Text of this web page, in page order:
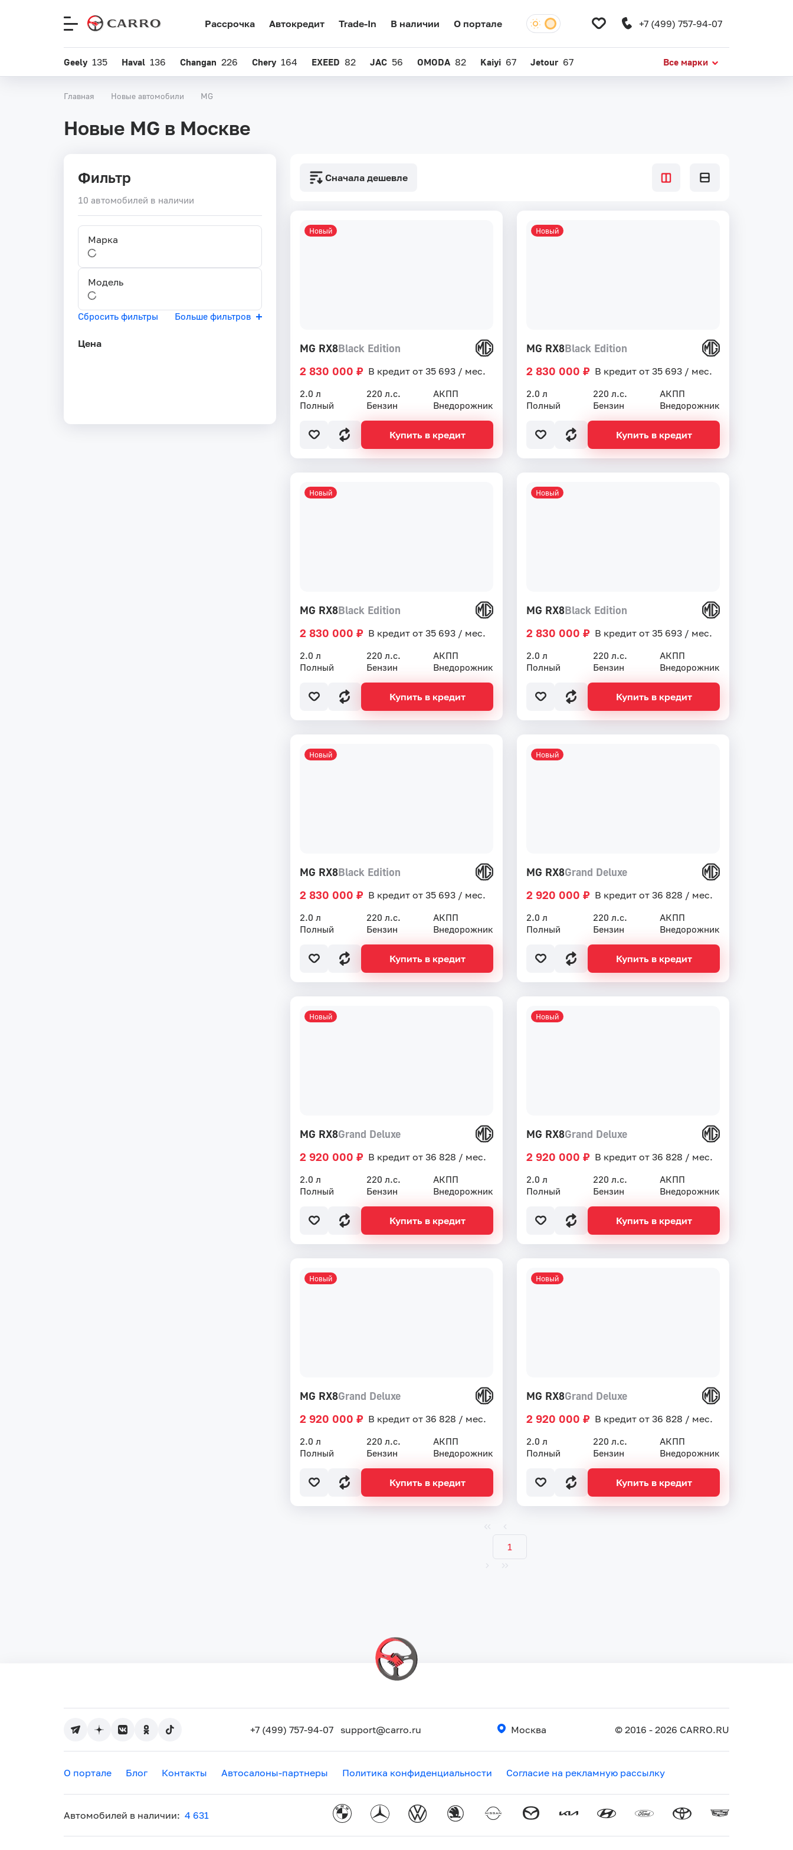
Рассрочка Автокредит Trade-In В наличии О портале +7 (499) 757-94-07
Geely 135 Haval 136 Changan 226 Chery 164 EXEED 82 JAC 56 OMODA 82 Kaiyi 67 Jetour 67 Все марки
Главная Новые автомобили MG
Новые MG в Москве
Фильтр
10 автомобилей в наличии
Марка
Модель
Сбросить фильтры Больше фильтров
Цена
Сначала дешевле
MG RX8Black Edition
2.0 л 220 л.с.
АКПП
Полный
Бензин Внедорожник
2 830 000 ₽ В кредит от 35 693 / мес.
Новый
Купить в кредит
MG RX8Black Edition
2.0 л 220 л.с.
АКПП
Полный
Бензин Внедорожник
2 830 000 ₽ В кредит от 35 693 / мес.
Новый
Купить в кредит
MG RX8Black Edition
2.0 л 220 л.с.
АКПП
Полный
Бензин Внедорожник
2 830 000 ₽ В кредит от 35 693 / мес.
Новый
Купить в кредит
MG RX8Black Edition
2.0 л 220 л.с.
АКПП
Полный
Бензин Внедорожник
2 830 000 ₽ В кредит от 35 693 / мес.
Новый
Купить в кредит
MG RX8Black Edition
2.0 л 220 л.с.
АКПП
Полный
Бензин Внедорожник
2 830 000 ₽ В кредит от 35 693 / мес.
Новый
Купить в кредит
MG RX8Grand Deluxe
2.0 л 220 л.с.
АКПП
Полный
Бензин Внедорожник
2 920 000 ₽ В кредит от 36 828 / мес.
Новый
Купить в кредит
MG RX8Grand Deluxe
2.0 л 220 л.с.
АКПП
Полный
Бензин Внедорожник
2 920 000 ₽ В кредит от 36 828 / мес.
Новый
Купить в кредит
MG RX8Grand Deluxe
2.0 л 220 л.с.
АКПП
Полный
Бензин Внедорожник
2 920 000 ₽ В кредит от 36 828 / мес.
Новый
Купить в кредит
MG RX8Grand Deluxe
2.0 л 220 л.с.
АКПП
Полный
Бензин Внедорожник
2 920 000 ₽ В кредит от 36 828 / мес.
Новый
Купить в кредит
MG RX8Grand Deluxe
2.0 л 220 л.с.
АКПП
Полный
Бензин Внедорожник
2 920 000 ₽ В кредит от 36 828 / мес.
Новый
Купить в кредит
1
+7 (499) 757-94-07 support@carro.ru Москва © 2016 - 2026 CARRO.RU
О портале Блог Контакты Автосалоны-партнеры Политика конфиденциальности Согласие на рекламную рассылку
Автомобилей в наличии: 4 631